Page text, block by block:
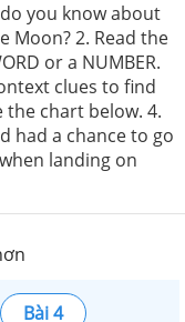
you know about
Moon? 2. Read the
or a NUMBER.
clues to find
chart below. 4.
had a chance to go
landing on
Bài 4